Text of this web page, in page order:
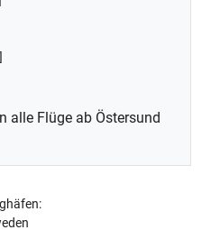
alle Flüge ab Östersund